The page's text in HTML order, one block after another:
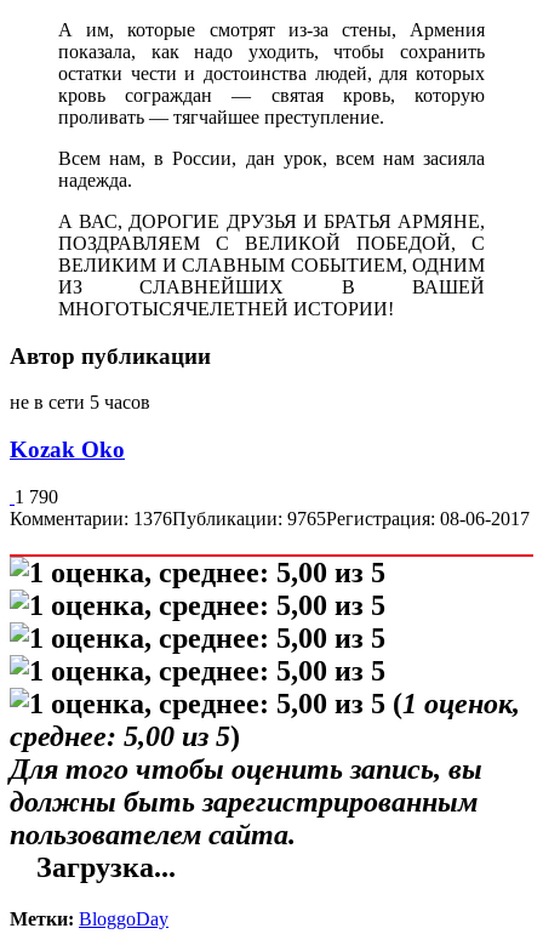
А им, которые смотрят из-за стены, Армения
показала, как надо уходить, чтобы сохранить
остатки чести и достоинства людей, для которых
кровь сограждан — святая кровь, которую
проливать — тягчайшее преступление.
Всем нам, в России, дан урок, всем нам засияла
надежда.
А ВАС, ДОРОГИЕ ДРУЗЬЯ И БРАТЬЯ АРМЯНЕ,
ПОЗДРАВЛЯЕМ С ВЕЛИКОЙ ПОБЕДОЙ, С
ВЕЛИКИМ И СЛАВНЫМ СОБЫТИЕМ, ОДНИМ
ИЗ СЛАВНЕЙШИХ В ВАШЕЙ
МНОГОТЫСЯЧЕЛЕТНЕЙ ИСТОРИИ!
Автор публикации
не в сети 5 часов
Kozak Oko
1 790
Комментарии: 1376Публикации: 9765Регистрация: 08-06-2017
(1 оценок,
среднее: 5,00 из 5)
Для того чтобы оценить запись, вы
должны быть зарегистрированным
пользователем сайта.
Загрузка...
Метки: BloggoDay